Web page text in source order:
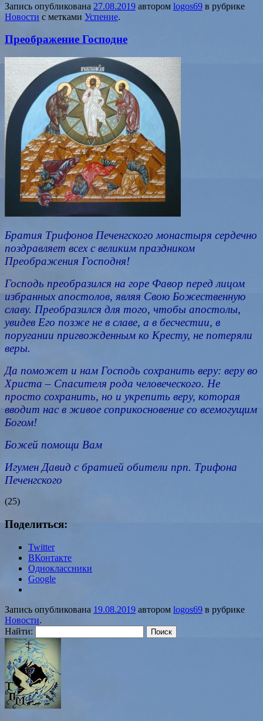
Запись опубликована 27.08.2019 автором logos69 в рубрике
Новости с метками Успение.
Преображение Господне
Братия Трифонов Печенгского монастыря сердечно
поздравляет всех с великим праздником
Преображения Господня!
Господь преобразился на горе Фавор перед лицом
избранных апостолов, являя Свою Божественную
славу. Преобразился для того, чтобы апостолы,
увидев Его позже не в славе, а в бесчестии, в
поругании пригвожденным ко Кресту, не потеряли
веры.
Да поможет и нам Господь сохранить веру: веру во
Христа – Спасителя рода человеческого. Не
просто сохранить, но и укрепить веру, которая
вводит нас в живое соприкосновение со всемогущим
Богом!
Божей помощи Вам
Игумен Давид с братией обители прп. Трифона
Печенгского
(25)
Поделиться:
Twitter
ВКонтакте
Одноклассники
Google
Запись опубликована 19.08.2019 автором logos69 в рубрике
Новости.
Найти: